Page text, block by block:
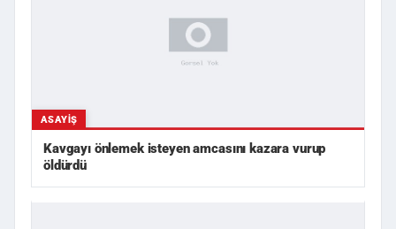
ASAYIŞ
Kavgayı önlemek isteyen amcasını kazara vurup
öldürdü